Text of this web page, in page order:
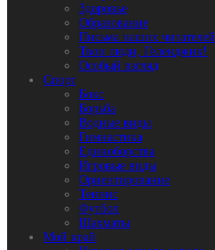
Здоровье
Образование
Письма наших читателей
Твои люди, Геленджик!
Особый взгляд
Спорт
Бокс
Борьба
Водные виды
Гимнастика
Единоборства
Игровые виды
Ориентирование
Теннис
Футбол
Шахматы
Мой край